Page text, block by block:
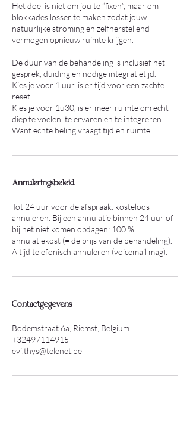
Het doel is niet om jou te “fixen”, maar om
blokkades losser te maken zodat jouw
natuurlijke stroming en zelfherstellend
vermogen opnieuw ruimte krijgen.
De duur van de behandeling is inclusief het
gesprek, duiding en nodige integratietijd.
Kies je voor 1 uur, is er tijd voor een zachte
reset.
Kies je voor 1u30, is er meer ruimte om echt
diep te voelen, te ervaren en te integreren.
Want echte heling vraagt tijd en ruimte.
Annuleringsbeleid
Tot 24 uur voor de afspraak: kosteloos
annuleren. Bij een annulatie binnen 24 uur of
bij het niet komen opdagen: 100 %
annulatiekost (= de prijs van de behandeling).
Altijd telefonisch annuleren (voicemail mag).
Contactgegevens
Bodemstraat 6a, Riemst, Belgium
+32497114915
evi.thys@telenet.be